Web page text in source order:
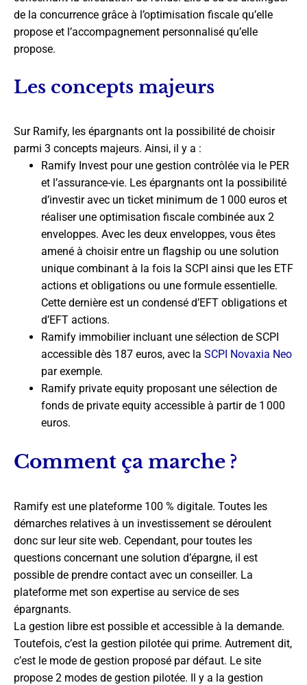
de la concurrence grâce à l’optimisation fiscale qu’elle
propose et l’accompagnement personnalisé qu’elle
propose.
Les concepts majeurs
Sur Ramify, les épargnants ont la possibilité de choisir
parmi 3 concepts majeurs. Ainsi, il y a :
Ramify Invest pour une gestion contrôlée via le PER
et l’assurance-vie. Les épargnants ont la possibilité
d’investir avec un ticket minimum de 1 000 euros et
réaliser une optimisation fiscale combinée aux 2
enveloppes. Avec les deux enveloppes, vous êtes
amené à choisir entre un flagship ou une solution
unique combinant à la fois la SCPI ainsi que les ETF
actions et obligations ou une formule essentielle.
Cette dernière est un condensé d’EFT obligations et
d’EFT actions.
Ramify immobilier incluant une sélection de SCPI
accessible dès 187 euros, avec la SCPI Novaxia Neo
par exemple.
Ramify private equity proposant une sélection de
fonds de private equity accessible à partir de 1 000
euros.
Comment ça marche ?
Ramify est une plateforme 100 % digitale. Toutes les
démarches relatives à un investissement se déroulent
donc sur leur site web. Cependant, pour toutes les
questions concernant une solution d’épargne, il est
possible de prendre contact avec un conseiller. La
plateforme met son expertise au service de ses
épargnants.
La gestion libre est possible et accessible à la demande.
Toutefois, c’est la gestion pilotée qui prime. Autrement dit,
c’est le mode de gestion proposé par défaut. Le site
propose 2 modes de gestion pilotée. Il y a la gestion